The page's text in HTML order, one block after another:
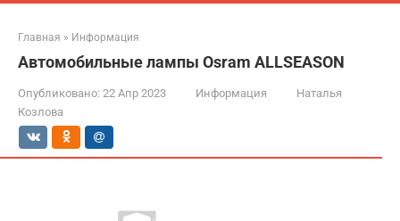
Главная » Информация
Автомобильные лампы Osram ALLSEASON
Опубликовано: 22 Апр 2023 Информация
Наталья
Козлова